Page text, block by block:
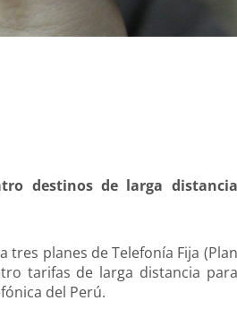
destinos de larga distancia
tres planes de Telefonía Fija (Plan
tarifas de larga distancia para
del Perú.